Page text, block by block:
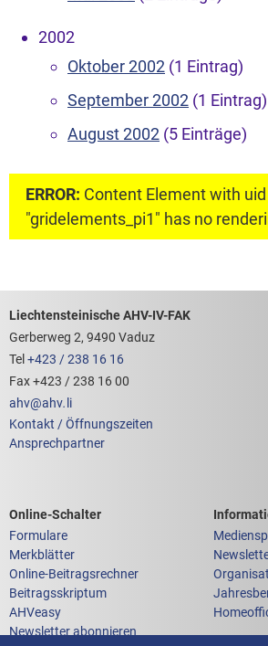
2002
Oktober 2002 (1 Eintrag)
September 2002 (1 Eintrag)
August 2002 (5 Einträge)
ERROR: Content Element with
"gridelements_pi1" has no
Footerbereich mit
Liechtensteinische AHV-IV-FAK
Gerberweg 2, 9490 Vaduz
Tel +423 / 238 16 16
Fax +423 / 238 16 00
ahv@ahv. li
Kontakt / Öffnungszeiten
Ansprechpartner
Links zum
Online-Schalter
Formulare
Merkblätter
Online-Beitragsrechner
Beitragsskriptum
AHVeasy
Newsletter abonnieren
Links zu